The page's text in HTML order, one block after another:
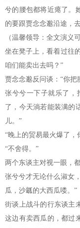
兮的腰包都将近瘪了。
的要跟贾念念邈沿途，
（温馨领导：全文演义
坐在凳子上，看着过往
咱们能卖出去吗？”
贾念念邈反问谈：“你把
张兮兮一下子就乐了，
了，今天淌若能装满的
儿。”
“晚上的贸易最火爆了，
“不舍得。”
两个东谈主对视一眼，
张兮兮才无论什么淑女
瓜，沙瓤的大西瓜喽。”
街谈上战斗的行东谈主
这边有卖西瓜的，都过